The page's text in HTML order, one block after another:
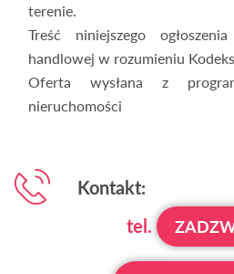
terenie.
Treść niniejszego
handlowej w rozumieniu
Oferta wysłana z
nieruchomości
Kontakt:
tel.